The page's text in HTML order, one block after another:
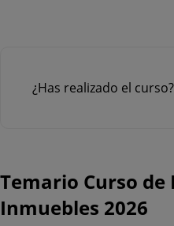
¿Has realizado el curso?
Temario Curso de
Inmuebles 2026